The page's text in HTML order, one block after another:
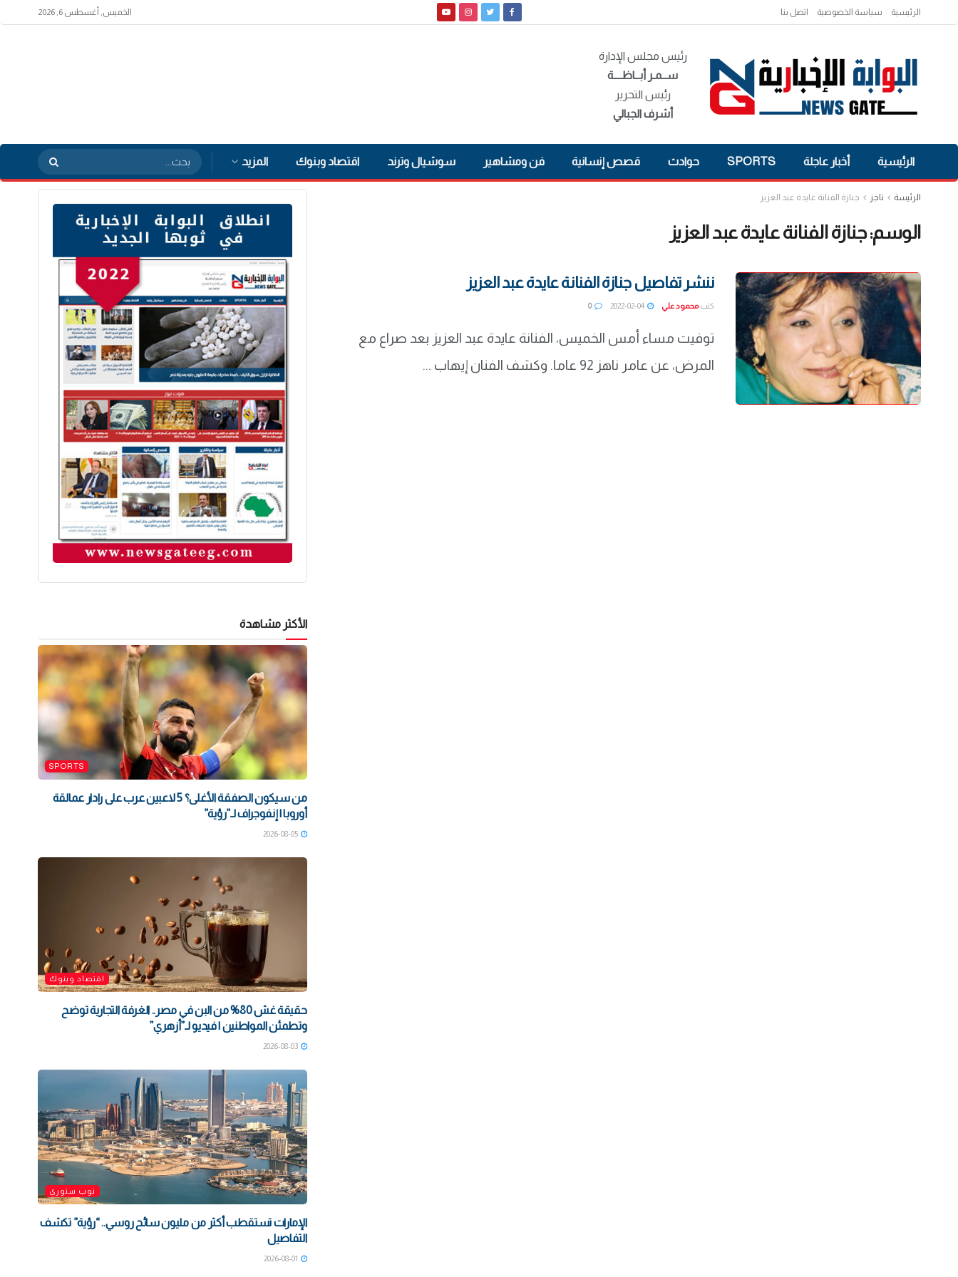
الرئيسية سياسة الخصوصية اتصل بنا الخميس, أغسطس 6, 2026
رئيس مجلس الإدارة
ســمـر أبــاظــــة
رئيس التحرير
أشرف الجبالي
الرئيسية أخبار عاجلة SPORTS حوادث قصص إنسانية فن ومشاهير سوشيال وترند اقتصاد وبنوك المزيد
الرئيسة تاجز جنازة الفنانة عايدة عبد العزيز
الوسم:جنازة الفنانة عايدة عبد العزيز
ننشر تفاصيل جنازة الفنانة عايدة عبد العزيز
كتب محمود علي 2022-02-04
0
توفيت مساء أمس الخميس، الفنانة عايدة عبد العزيز بعد صراع مع
المرض، عن عامر ناهز 92 عاما. وكشف الفنان إيهاب ...
الأكثر مشاهدة
SPORTS
من سيكون الصفقة الأغلى؟ 5 لاعبين عرب على رادار عمالقة
أوروبا | إنفوجراف لـ”رؤية”
2026-08-05
اقتصاد وبنوك
حقيقة غش 80% من البن في مصر.. الغرفة التجارية توضح
وتطمئن المواطنين | فيديو لـ”أزهري”
2026-08-03
توب ستوري
الإمارات تستقطب أكثر من مليون سائح روسي.. “رؤية” تكشف
التفاصيل